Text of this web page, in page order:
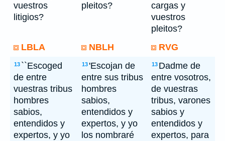
vuestros
litigios?
pleitos?
cargas y
vuestros
pleitos?
LBLA
NBLH RVG
13 ``Escoged
de entre
vuestras tribus
hombres
sabios,
entendidos y
expertos, y yo
13 'Escojan de
entre sus tribus
hombres
sabios,
entendidos y
expertos, y yo
los nombraré
13 Dadme de
entre vosotros,
de vuestras
tribus, varones
sabios y
entendidos y
expertos, para